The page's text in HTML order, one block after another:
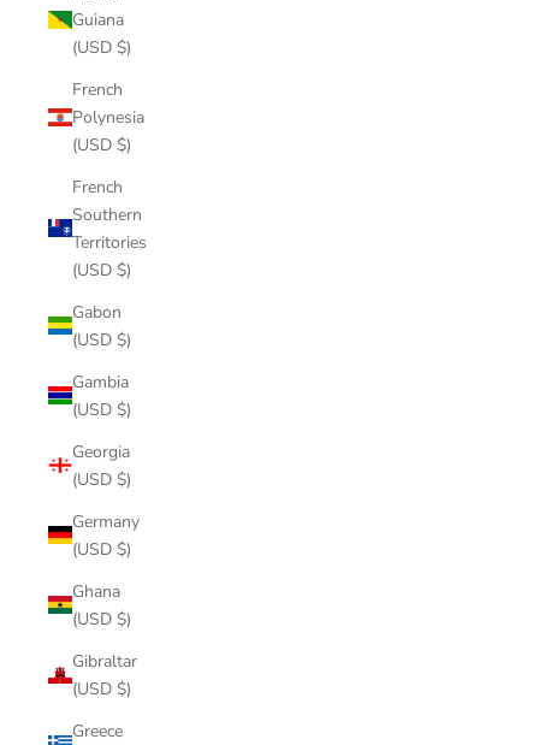
Guiana
(USD $)
French
Polynesia
(USD $)
French
Southern
Territories
(USD $)
Gabon
(USD $)
Gambia
(USD $)
Georgia
(USD $)
Germany
(USD $)
Ghana
(USD $)
Gibraltar
(USD $)
Greece